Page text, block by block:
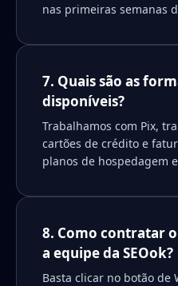
nas primeiras semanas
7. Quais são as
disponíveis?
Trabalhamos com Pix,
cartões de crédito e
planos de hospedagem
8. Como contratar
a equipe da SEOok?
Basta clicar no botão de